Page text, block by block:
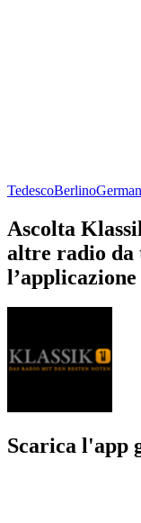
TedescoBerlino
Ascolta
altre radio da
Scarica l'app